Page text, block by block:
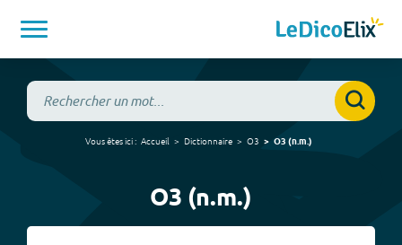
Vous êtes ici : Accueil Dictionnaire O3 O3 (n.m.)
O3 (n.m.)